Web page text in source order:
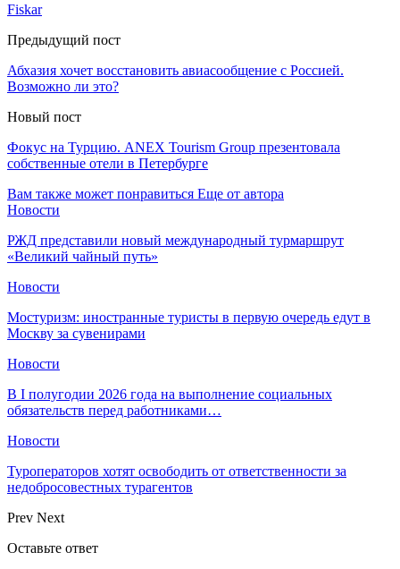
Fiskar
Предыдущий пост
Абхазия хочет восстановить авиасообщение с Россией.
Возможно ли это?
Новый пост
Фокус на Турцию. ANEX Tourism Group презентовала
собственные отели в Петербурге
Вам также может понравиться Еще от автора
Новости
РЖД представили новый международный турмаршрут
«Великий чайный путь»
Новости
Мостуризм: иностранные туристы в первую очередь едут в
Москву за сувенирами
Новости
В I полугодии 2026 года на выполнение социальных
обязательств перед работниками…
Новости
Туроператоров хотят освободить от ответственности за
недобросовестных турагентов
Prev Next
Оставьте ответ